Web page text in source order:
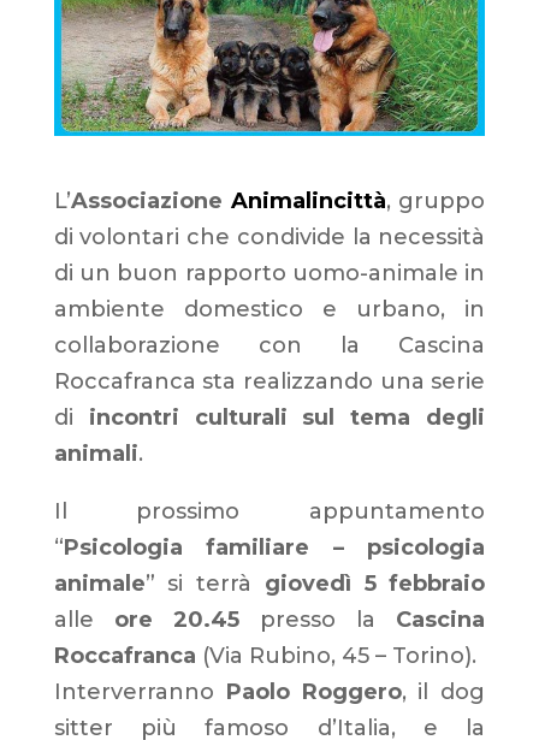
L’Associazione Animalincittà, gruppo
di volontari che condivide la necessità
di un buon rapporto uomo-animale in
ambiente domestico e urbano, in
collaborazione con la Cascina
Roccafranca sta realizzando una serie
di incontri culturali sul tema degli
animali.
Il prossimo appuntamento
“Psicologia familiare – psicologia
animale” si terrà giovedì 5 febbraio
alle ore 20.45 presso la Cascina
Roccafranca (Via Rubino, 45 – Torino).
Interverranno Paolo Roggero, il dog
sitter più famoso d’Italia, e la